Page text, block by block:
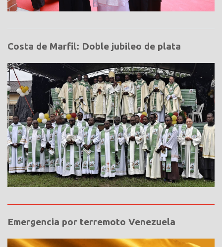
Costa de Marfil: Doble jubileo de plata
Emergencia por terremoto Venezuela